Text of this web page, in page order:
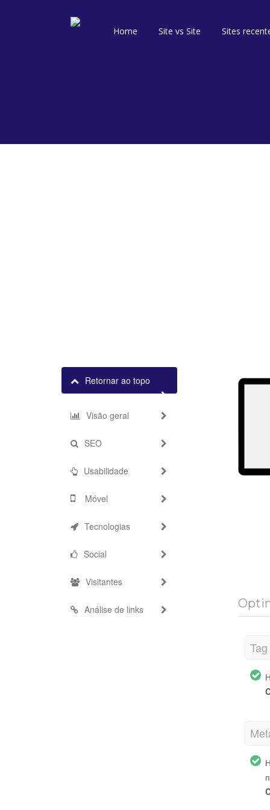
Home Site vs Site Sites
Retornar ao topo
Visão geral
SEO
Usabilidade
Móvel
Tecnologias
Social
Visitantes
Análise de links